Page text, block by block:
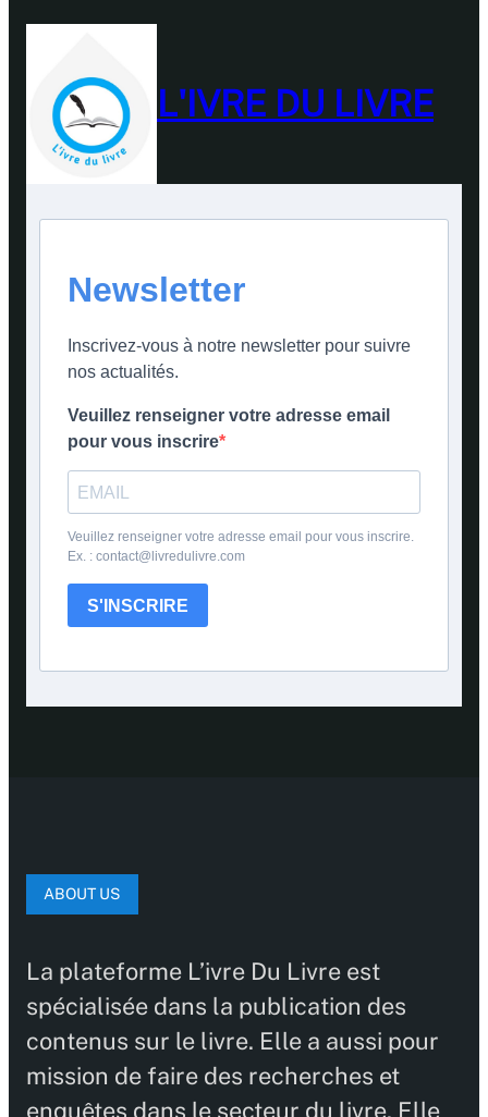
L'IVRE DU LIVRE
Newsletter
Inscrivez-vous à notre newsletter pour suivre
nos actualités.
Veuillez renseigner votre adresse email
pour vous inscrire
Veuillez renseigner votre adresse email pour vous inscrire.
Ex. : contact@livredulivre.com
S'INSCRIRE
ABOUT US
La plateforme L’ivre Du Livre est
spécialisée dans la publication des
contenus sur le livre. Elle a aussi pour
mission de faire des recherches et
enquêtes dans le secteur du livre. Elle